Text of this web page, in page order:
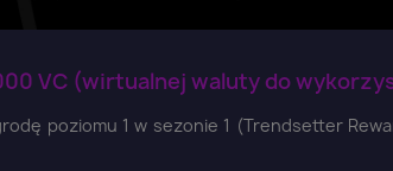
VC (wirtualnej waluty do
poziomu 1 w sezonie 1 (Trendsetter